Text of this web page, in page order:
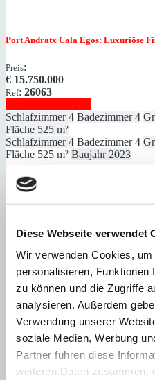
Diese Webseite verwendet
Wir verwenden Cookies,
personalisieren, Funktionen
zu können und die Zugriffe
analysieren. Außerdem
Verwendung unserer
soziale Medien, Werbung
Partner führen diese
weiteren Daten zusammen,
Port Andratx Cala Egos: Luxuriöse
Preis:
€ 15.750.000
Ref: 26063
Schlafzimmer 4 Badezimmer 4
Fläche 525 m²
Schlafzimmer 4 Badezimmer 4
Fläche 525 m² Baujahr 2023
Meerzugang
15.000.000
Ref:26014
Immobilie anzeigen
Schlafzimmer
9 Badezimmer
Fläche 1.060 m²
Schlafzimmer 9 Badezimmer 9
Fläche 1.060 m² Heizung